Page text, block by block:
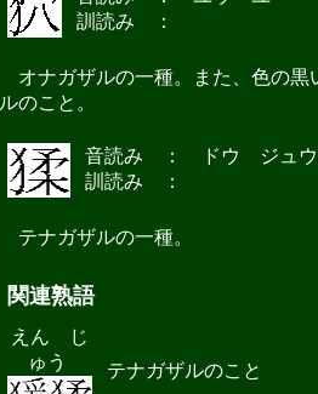
訓読み ：
オナガザルの一種。また、色の黒
ルのこと。
音読み ： ドウ ジュウ
訓読み ：
テナガザルの一種。
関連熟語
えん じ
ゅう
テナガザルのこ